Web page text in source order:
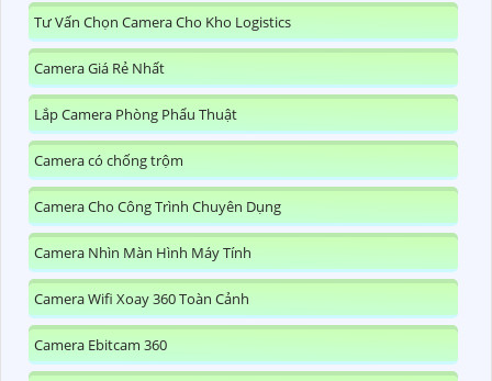
Tư Vấn Chọn Camera Cho Kho Logistics
Camera Giá Rẻ Nhất
Lắp Camera Phòng Phẩu Thuật
Camera có chống trộm
Camera Cho Công Trình Chuyên Dụng
Camera Nhìn Màn Hình Máy Tính
Camera Wifi Xoay 360 Toàn Cảnh
Camera Ebitcam 360